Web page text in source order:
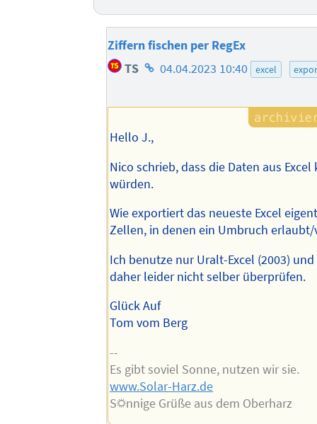
Ziffern fischen per RegEx
TS Homepage
Autors
04.04.2023 10:40 excel
Hello J.,
Nico schrieb, dass die Daten aus
würden.
Wie exportiert das neueste Excel
Zellen, in denen ein Umbruch erlaubt/
Ich benutze nur Uralt-Excel (2003) und
daher leider nicht selber überprüfen.
Glück Auf
Tom vom Berg
--
Es gibt soviel Sonne, nutzen wir sie.
www.Solar-Harz.de
S☼nnige Grüße aus dem Oberharz